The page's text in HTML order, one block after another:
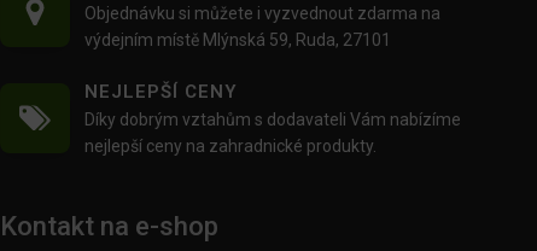
Objednávku si můžete i vyzvednout zdarma na
výdejním místě Mlýnská 59, Ruda, 27101
NEJLEPŠÍ CENY
Díky dobrým vztahům s dodavateli Vám nabízíme
nejlepší ceny na zahradnické produkty.
Kontakt na e-shop